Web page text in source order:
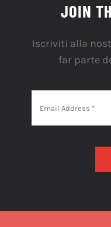
JOIN
Iscriviti alla
far parte